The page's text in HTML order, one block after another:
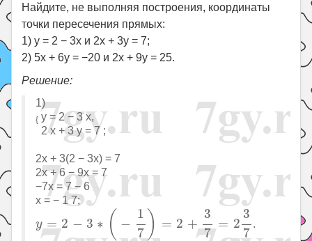
Найдите, не выполняя построения, координаты
точки пересечения прямых:
1) y = 2 − 3x и 2x + 3y = 7;
2) 5x + 6y = −20 и 2x + 9y = 25.
Решение:
1)
{ y = 2 − 3 x,
2 x + 3 y = 7 ;
2x + 3(2 − 3x) = 7
2x + 6 − 9x = 7
−7x = 7 − 6
x = − 1 7;
y = 2 − 3 ∗ ( −
1
7 ) = 2 +
3
7
= 2
3
7
y= −3∗(− )= +3 7
.